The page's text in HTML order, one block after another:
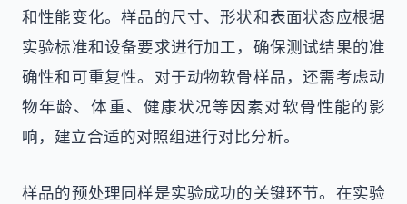
和性能变化。样品的尺寸、形状和表面状态应根据
实验标准和设备要求进行加工，确保测试结果的准
确性和可重复性。对于动物软骨样品，还需考虑动
物年龄、体重、健康状况等因素对软骨性能的影
响，建立合适的对照组进行对比分析。
样品的预处理同样是实验成功的关键环节。在实验